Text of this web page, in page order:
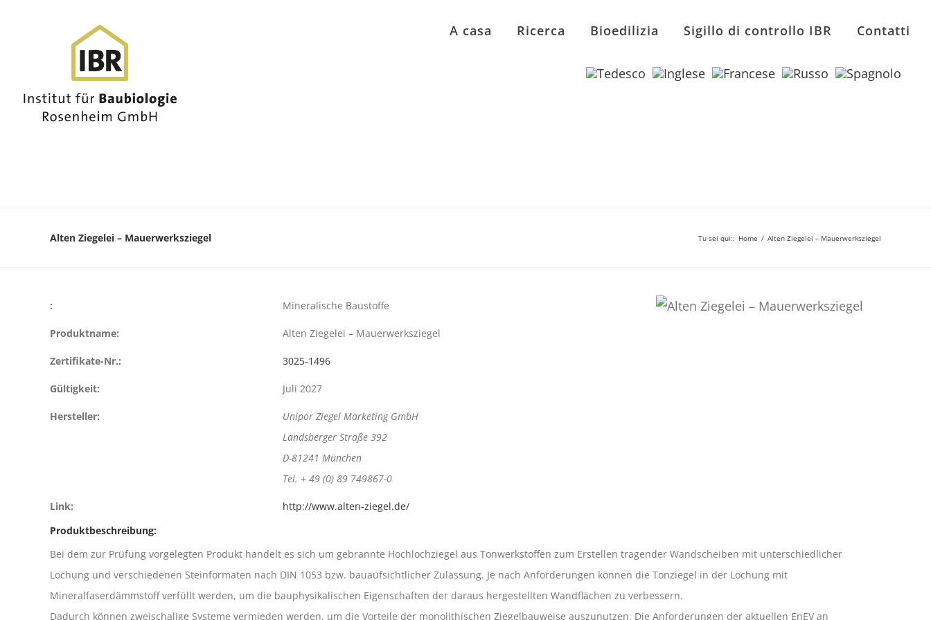
A casa Ricerca Bioedilizia Sigillo di controllo IBR Contatti
Alten Ziegelei – Mauerwerksziegel Tu sei qui:: Home / Alten Ziegelei – Mauerwerksziegel
: Mineralische Baustoffe
Produktname: Alten Ziegelei – Mauerwerksziegel
Zertifikate-Nr.: 3025-1496
Gültigkeit: Juli 2027
Hersteller:
Unipor Ziegel Marketing GmbH
Landsberger Straße 392
D-81241 München
Tel. + 49 (0) 89 749867-0
Link:
http://www.alten-ziegel.de/
Produktbeschreibung:
Bei dem zur Prüfung vorgelegten Produkt handelt es sich um gebrannte Hochlochziegel aus Tonwerkstoffen zum Erstellen tragender Wandscheiben mit unterschiedlicher
Lochung und verschiedenen Steinformaten nach DIN 1053 bzw. bauaufsichtlicher Zulassung. Je nach Anforderungen können die Tonziegel in der Lochung mit
Mineralfaserdämmstoff verfüllt werden, um die bauphysikalischen Eigenschaften der daraus hergestellten Wandflächen zu verbessern.
Dadurch können zweischalige Systeme vermieden werden, um die Vorteile der monolithischen Ziegelbauweise auszunutzen. Die Anforderungen der aktuellen EnEV an